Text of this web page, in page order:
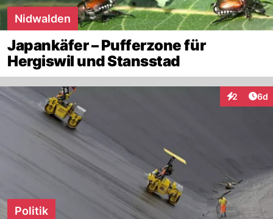
Nidwalden
Japankäfer – Pufferzone für
Hergiswil und Stansstad
2 6d
Politik